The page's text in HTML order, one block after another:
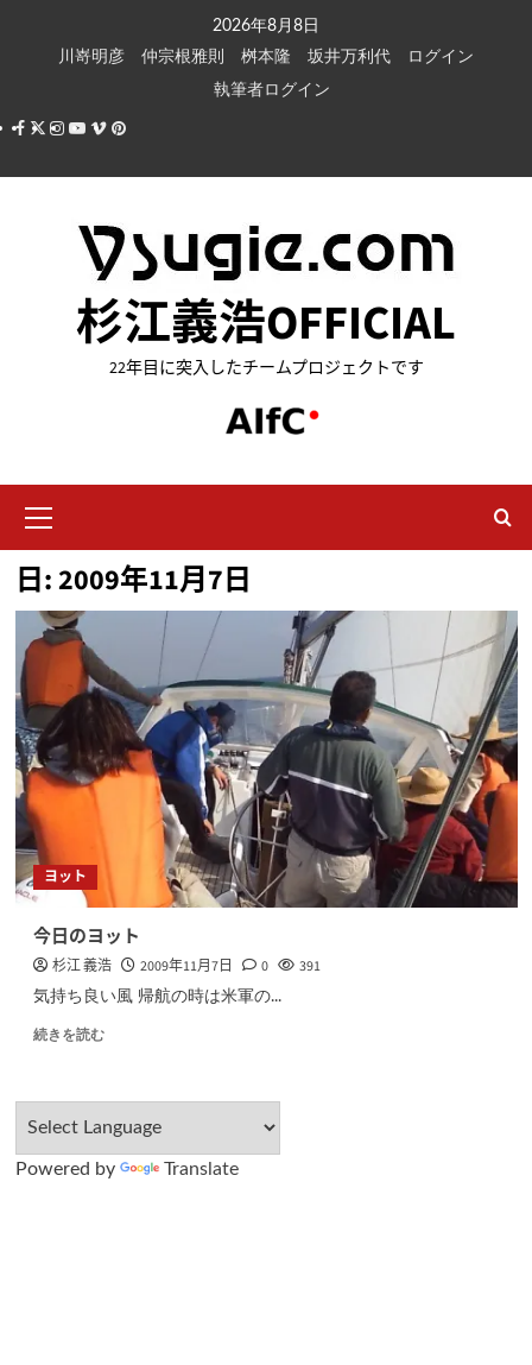
キ
2026年8月8日
川嵜明彦
仲宗根雅則 桝本隆 坂井万利代
ログイン
執筆者ログイン
Facebook
X Instagram
Youtube
VimeoPinterest
杉江義浩OFFICIAL
22年目に突入したチームプロジェクトです
イ
ン
メ
ュ
ー
日:2009年11月7日
ヨット
今日のヨット
杉江 義浩 2009年11月7日 0 391
気持ち良い風 帰航の時は米軍の...
続きを読む
Powered by Translate